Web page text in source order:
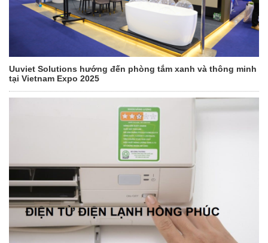
Uuviet Solutions hướng đến phòng tắm xanh và thông minh
tại Vietnam Expo 2025